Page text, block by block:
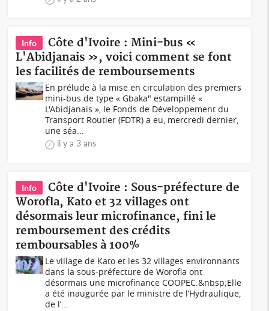
Info
Côte d'Ivoire : Mini-bus «
L'Abidjanais », voici comment se font
les facilités de remboursements
En prélude à la mise en circulation des premiers
mini-bus de type « Gbaka" estampillé «
L'Abidjanais », le Fonds de Développement du
Transport Routier (FDTR) a eu, mercredi dernier,
une séa...
il y a 3 ans
Info
Côte d'Ivoire : Sous-préfecture de
Worofla, Kato et 32 villages ont
désormais leur microfinance, fini le
remboursement des crédits
remboursables à 100%
Le village de Kato et les 32 villages environnants
dans la sous-préfecture de Worofla ont
désormais une microfinance COOPEC.&nbsp;Elle
a été inaugurée par le ministre de l’Hydraulique,
de l’...